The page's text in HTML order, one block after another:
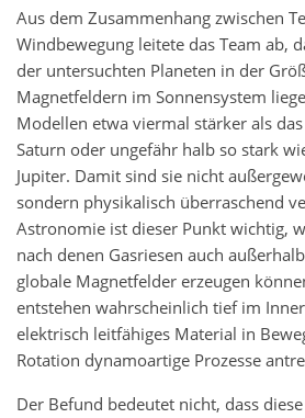
Aus dem Zusammenhang zwischen
Windbewegung leitete das Team ab,
der untersuchten Planeten in der
Magnetfeldern im Sonnensystem
Modellen etwa viermal stärker als
Saturn oder ungefähr halb so stark
Jupiter. Damit sind sie nicht
sondern physikalisch überraschend
Astronomie ist dieser Punkt wichtig,
nach denen Gasriesen auch
globale Magnetfelder erzeugen
entstehen wahrscheinlich tief im
elektrisch leitfähiges Material in
Rotation dynamoartige Prozesse
Der Befund bedeutet nicht, dass